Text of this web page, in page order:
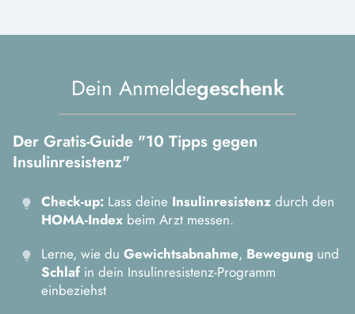
Dein Anmeldegeschenk
Der Gratis-Guide "10 Tipps gegen
Insulinresistenz"
Check-up: Lass deine Insulinresistenz durch den
HOMA-Index beim Arzt messen.
Lerne, wie du Gewichtsabnahme, Bewegung und
Schlafin dein Insulinresistenz-Programm
einbeziehst